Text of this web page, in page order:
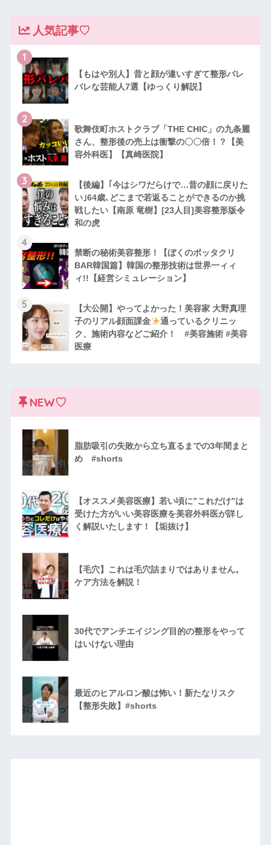
人気記事♡
1
【もはや別人】昔と顔が違いすぎて整形バレ
バレな芸能人7選【ゆっくり解説】
2
歌舞伎町ホストクラブ「THE CHIC」の九条麗
さん、整形後の売上は衝撃の〇〇倍！？【美
容外科医】【真崎医院】
3
【後編】｢今はシワだらけで…昔の顔に戻りた
い｣64歳､どこまで若返ることができるのか挑
戦したい【南原 竜樹】[23人目]美容整形版令
和の虎
4
禁断の秘術美容整形！【ぼくのボッタクリ
BAR韓国篇】韓国の整形技術は世界一ィィ
ィ!!【経営シミュレーション】
5
【大公開】やってよかった！美容家 大野真理
子のリアル顔面課金
通っているクリニッ
ク、施術内容などご紹介！ #美容施術 #美容
医療
NEW♡
脂肪吸引の失敗から立ち直るまでの3年間まと
め #shorts
【オススメ美容医療】若い頃に”これだけ”は
受けた方がいい美容医療を美容外科医が詳し
く解説いたします！【垢抜け】
【毛穴】これは毛穴詰まりではありません。
ケア方法を解説！
30代でアンチエイジング目的の整形をやって
はいけない理由
最近のヒアルロン酸は怖い！新たなリスク
【整形失敗】#shorts